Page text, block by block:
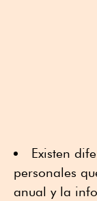
Existen
personales
anual y la